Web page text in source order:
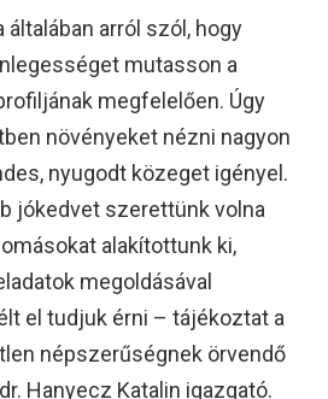
arról szól, hogy
mutasson a
megfelelően. Úgy
növényeket nézni nagyon
nyugodt közeget igényel.
jókedvet szerettünk volna
alakítottunk ki,
megoldásával
el tudjuk érni – tájékoztat a
népszerűségnek örvendő
Hanyecz Katalin igazgató.